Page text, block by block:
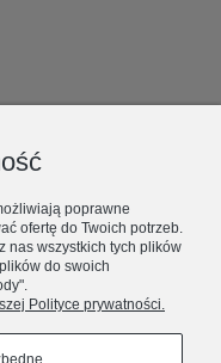
poprawne
ofertę do Twoich potrzeb.
nas wszystkich tych plików
do swoich
Polityce prywatności.